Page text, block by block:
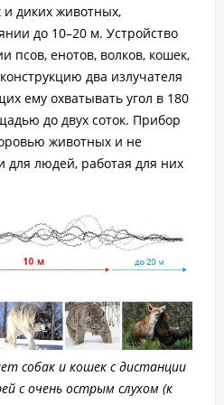
диких животных,
до 10–20 м. Устройство
псов, енотов, волков, кошек,
два излучателя
ему охватывать угол в 180
до двух соток. Прибор
животных и не
для людей, работая для них
собак и кошек с дистанции
с очень острым слухом (к